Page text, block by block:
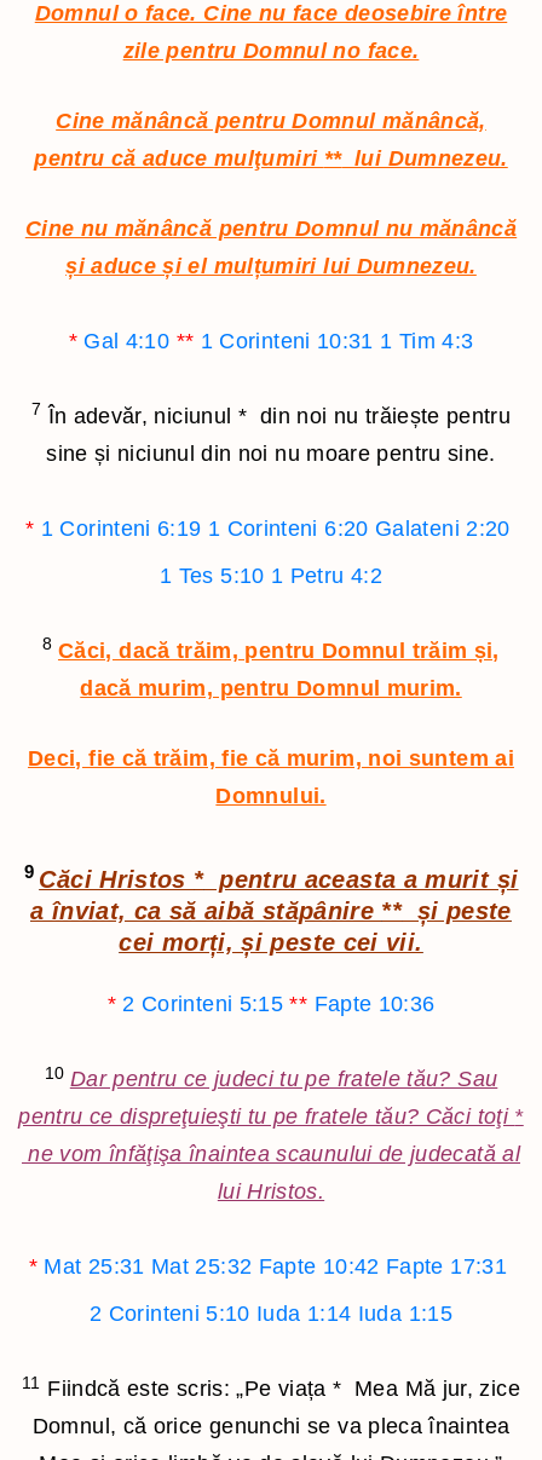
Domnul o face. Cine nu face deosebire între
zile pentru Domnul no face.
Cine mănâncă pentru Domnul mănâncă,
pentru că aduce mulţumiri **lui Dumnezeu.
Cine nu mănâncă pentru Domnul nu mănâncă
și aduce și el mulțumiri lui Dumnezeu.
* Gal 4:10 ** 1 Corinteni 10:31 1 Tim 4:3
7 În adevăr, niciunul * din noi nu trăiește pentru
sine și niciunul din noi nu moare pentru sine.
* 1 Corinteni 6:19 1 Corinteni 6:20 Galateni 2:20
1 Tes 5:10 1 Petru 4:2
8 Căci, dacă trăim, pentru Domnul trăim și,
dacă murim, pentru Domnul murim.
Deci, fie că trăim, fie că murim, noi suntem ai
Domnului.
9 Căci Hristos *pentru aceasta a murit și
a înviat, ca să aibă stăpânire **și peste
cei morți, și peste cei vii.
* 2 Corinteni 5:15 ** Fapte 10:36
10 Dar pentru ce judeci tu pe fratele tău? Sau
pentru ce dispreţuieşti tu pe fratele tău? Căci toţi *
ne vom înfăţişa înaintea scaunului de judecată al
lui Hristos.
* Mat 25:31 Mat 25:32 Fapte 10:42 Fapte 17:31
2 Corinteni 5:10 Iuda 1:14 Iuda 1:15
11 Fiindcă este scris: „Pe viața* Mea Mă jur, zice
Domnul, că orice genunchi se va pleca înaintea